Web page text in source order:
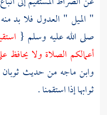
" الميل " العدول فلا بد
صلى الله عليه وسلم {
أعمالكم الصلاة ولا يحافظ
وابن ماجه من حديث ثوبان
ثوابها إذا استقمنا .